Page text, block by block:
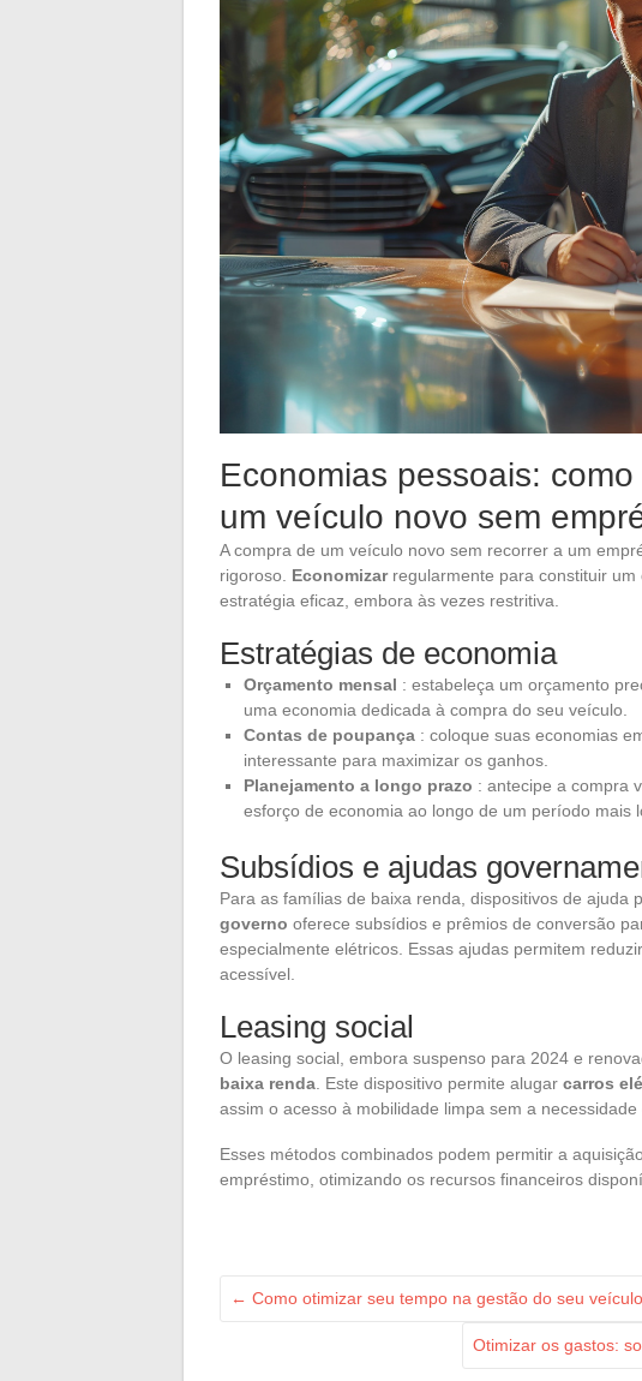
Economias pessoais:
um veículo novo sem
A compra de um veículo novo sem recorrer a um
rigoroso. Economizarregularmente para constituir um
estratégia eficaz, embora às vezes restritiva.
Estratégias de economia
Orçamento mensal : estabeleça um orçamento
uma economia dedicada à compra do seu veículo.
Contas de poupança : coloque suas economias
interessante para maximizar os ganhos.
Planejamento a longo prazo : antecipe a compra
esforço de economia ao longo de um período mais
Subsídios e ajudas
Para as famílias de baixa renda, dispositivos de ajuda
governo oferece subsídios e prêmios de conversão
especialmente elétricos. Essas ajudas permitem
acessível.
Leasing social
O leasing social, embora suspenso para 2024 e
baixa renda . Este dispositivo permite alugar carros
assim o acesso à mobilidade limpa sem a
Esses métodos combinados podem permitir a
empréstimo, otimizando os recursos financeiros
← Como otimizar seu tempo na gestão do seu
Otimizar os gastos: